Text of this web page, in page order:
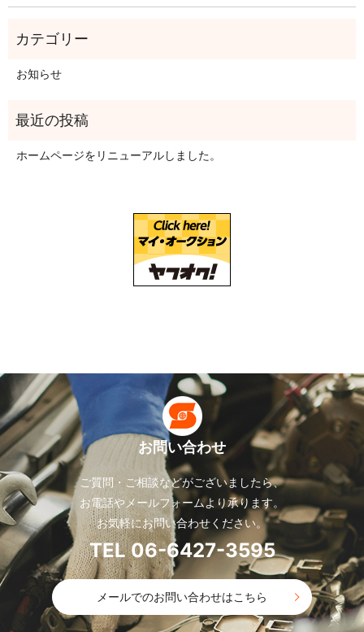
お知らせ
ホームページをリニューアルしました。
お問い合わせ
ご質問・ご相談などがございましたら、
お電話やメールフォームより承ります。
お気軽にお問い合わせください。
TEL 06-6427-3595
メールでのお問い合わせはこちら